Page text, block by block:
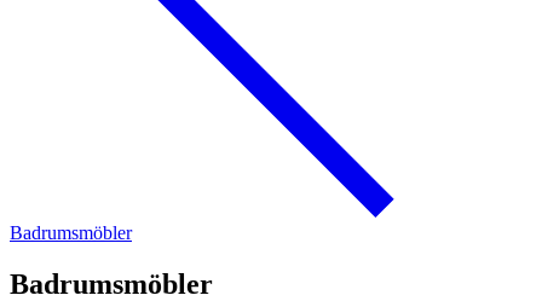
Badrumsmöbler
Badrumsmöbler